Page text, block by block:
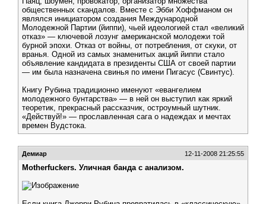
общественных скандалов. Вместе с Эбби Хоффманом он
являлся инициатором создания Международной
Молодежной Партии (йиппи), чьей идеологией стал «великий
отказ» — ключевой лозунг американской молодежи той
бурной эпохи. Отказ от войны, от потребления, от скуки, от
вранья. Одной из самых знаменитых акций йиппи стало
объявление кандидата в президенты США от своей партии
— им была назначена свинья по имени Пигасус (Свинтус).
Книгу Рубина традиционно именуют «евангелием
молодежного бунтарства» — в ней он выступил как яркий
теоретик, прекрасный рассказчик, остроумный шутник.
«Действуй!» — прославленная сага о надеждах и мечтах
времен Вудстока.
Демиар 12-11-2008 21:25:55
Motherfuckers. Уличная банда с анализом.